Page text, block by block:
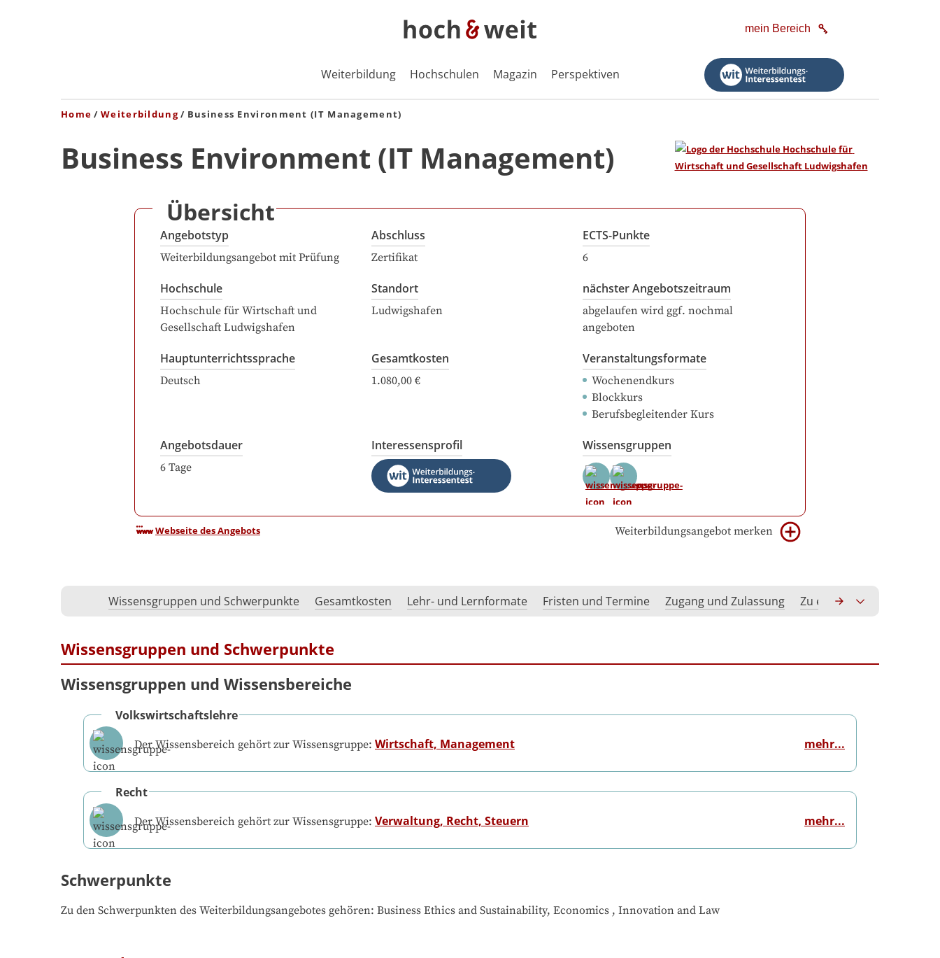
mein Bereich
Weiterbildung Hochschulen Magazin Perspektiven
Home Weiterbildung Business Environment (IT Management)
Business Environment (IT Management)
Übersicht
Angebotstyp
Weiterbildungsangebot mit Prüfung
Abschluss
Zertifikat
ECTS-Punkte
6
Hochschule
Hochschule für Wirtschaft und
Gesellschaft Ludwigshafen
Standort
Ludwigshafen
nächster Angebotszeitraum
abgelaufen wird ggf. nochmal
angeboten
Hauptunterrichtssprache
Deutsch
Gesamtkosten
1.080,00 €
Veranstaltungsformate
Wochenendkurs
Blockkurs
Berufsbegleitender Kurs
Angebotsdauer
6 Tage
Interessensprofil Wissensgruppen
Webseite des Angebots Weiterbildungsangebot merken
Wissensgruppen und Schwerpunkte Gesamtkosten Lehr- und Lernformate Fristen und Termine Zugang und Zulassung Zu erwerbende
Wissensgruppen und Schwerpunkte
Wissensgruppen und Wissensbereiche
Volkswirtschaftslehre
Der Wissensbereich gehört zur Wissensgruppe: Wirtschaft, Management mehr...
Recht
Der Wissensbereich gehört zur Wissensgruppe: Verwaltung, Recht, Steuern mehr...
Schwerpunkte
Zu den Schwerpunkten des Weiterbildungsangebotes gehören: Business Ethics and Sustainability, Economics , Innovation and Law